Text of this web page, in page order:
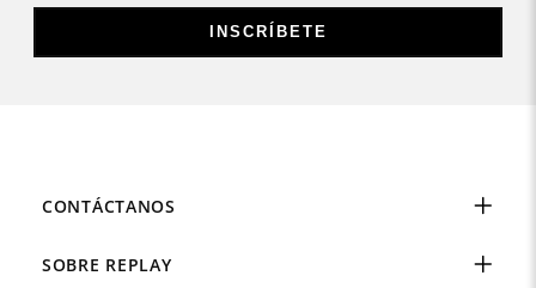
INSCRÍBETE
CONTÁCTANOS
SOBRE REPLAY